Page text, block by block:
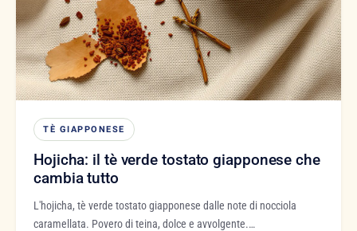
TÈ GIAPPONESE
Hojicha: il tè verde tostato giapponese che
cambia tutto
L'hojicha, tè verde tostato giapponese dalle note di nocciola
caramellata. Povero di teina, dolce e avvolgente.…